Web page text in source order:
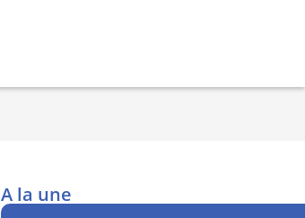
A la une